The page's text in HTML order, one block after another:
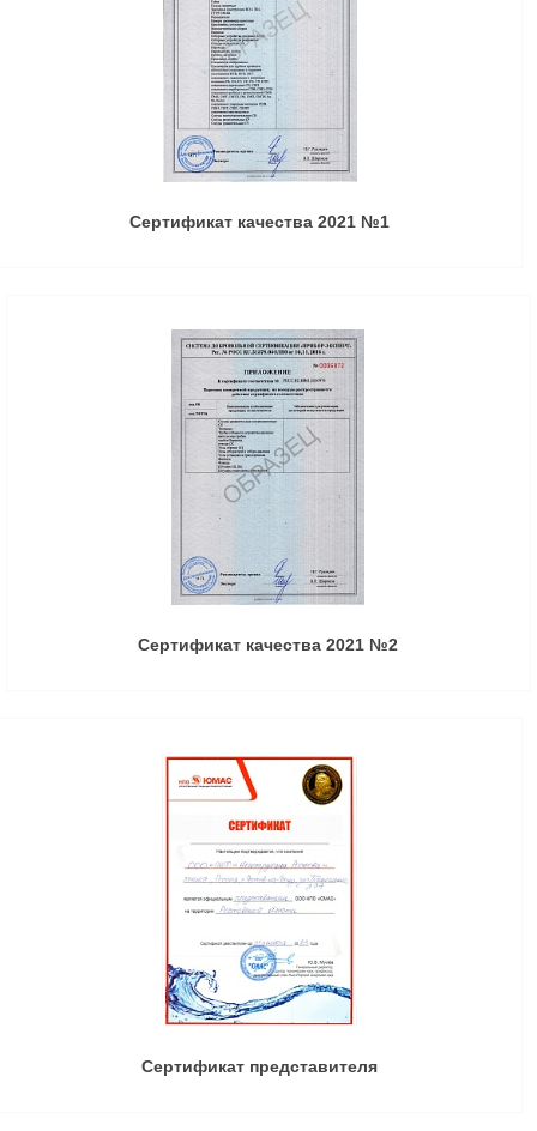
Сертификат качества 2021 №1
Сертификат качества 2021 №2
Сертификат представителя